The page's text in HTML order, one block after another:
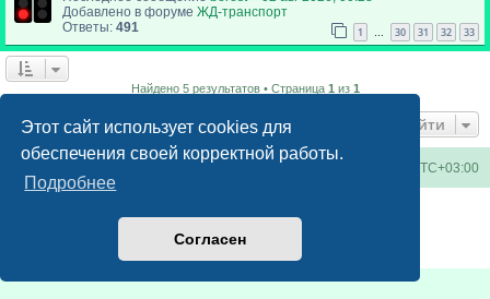
Этот сайт использует cookies для
обеспечения своей корректной работы.
Подробнее
Согласен
Добавлено в форуме ЖД-транспорт
Ответы: 491 1 … 30 31 32 33
Найдено 5 результатов • Страница 1из 1
Перейти
UTC+03:00
Конфиденциальность